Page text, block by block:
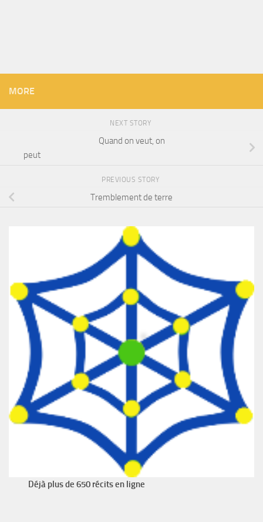
MORE
NEXT STORY
Quand on veut, on
peut
PREVIOUS STORY
Tremblement de terre
Déjà plus de 650 récits en ligne